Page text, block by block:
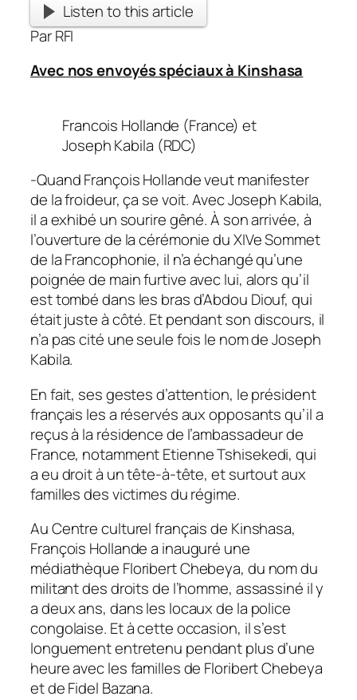
Listen to this article
Par RFI
Avec nos envoyés spéciaux à Kinshasa
Francois Hollande (France) et
Joseph Kabila (RDC)
-Quand François Hollande veut manifester
de la froideur, ça se voit. Avec Joseph Kabila,
il a exhibé un sourire gêné. À son arrivée, à
l’ouverture de la cérémonie du XIVe Sommet
de la Francophonie, il n’a échangé qu’une
poignée de main furtive avec lui, alors qu’il
est tombé dans les bras d’Abdou Diouf, qui
était juste à côté. Et pendant son discours, il
n’a pas cité une seule fois le nom de Joseph
Kabila.
En fait, ses gestes d’attention, le président
français les a réservés aux opposants qu’il a
reçus à la résidence de l’ambassadeur de
France, notamment Etienne Tshisekedi, qui
a eu droit à un tête-à-tête, et surtout aux
familles des victimes du régime.
Au Centre culturel français de Kinshasa,
François Hollande a inauguré une
médiathèque Floribert Chebeya, du nom du
militant des droits de l’homme, assassiné il y
a deux ans, dans les locaux de la police
congolaise. Et à cette occasion, il s’est
longuement entretenu pendant plus d’une
heure avec les familles de Floribert Chebeya
et de Fidel Bazana.